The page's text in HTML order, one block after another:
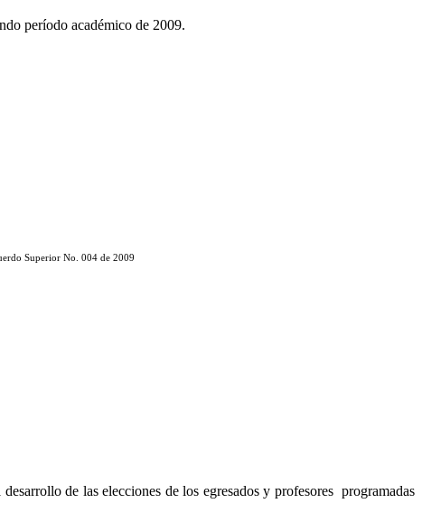
período académico de 2009.
Superior No. 004 de 2009
de las elecciones de los egresados y profesores programadas